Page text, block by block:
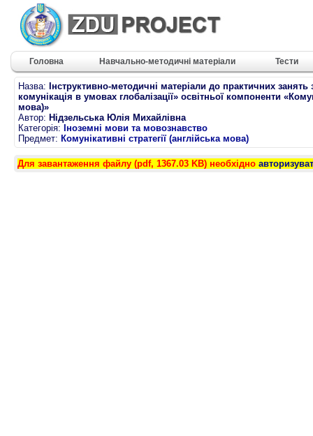
Головна Навчально-методичні матеріали Тести
Назва: Інструктивно-методичні матеріали до практичних
комунікація в умовах глобалізації» освітньої компоненти
мова)»
Автор: Нідзельська Юлія Михайлівна
Категорія: Іноземні мови та мовознавство
Предмет: Комунікативні стратегії (англійська мова)
Для завантаження файлу (pdf, 1367.03 KB) необхідно